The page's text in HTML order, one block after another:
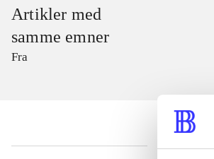
Artikler med
samme emner
Fra